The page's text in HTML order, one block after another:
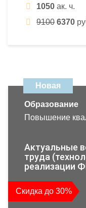
1050 ак. ч.
9100 6370
Новая
Образование
Повышение
Актуальные
труда
реализации
Скидка до 30%